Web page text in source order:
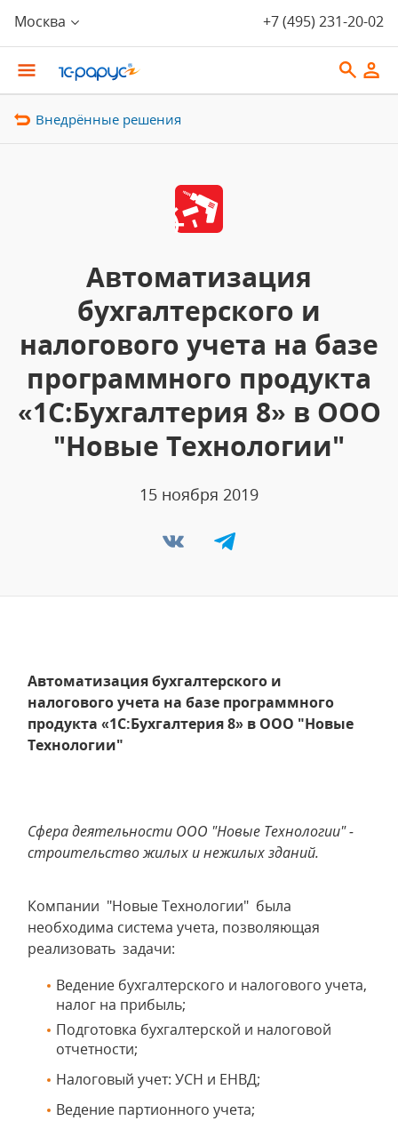
Москва +7 (495) 231-20-02
Внедрённые решения
Автоматизация
бухгалтерского и
налогового учета на базе
программного продукта
«1С:Бухгалтерия 8» в ООО
"Новые Технологии"
15 ноября 2019
Автоматизация бухгалтерского и
налогового учета на базе программного
продукта «1С:Бухгалтерия 8» в ООО "Новые
Технологии"
Сфера деятельности ООО "Новые Технологии" -
строительство жилых и нежилых зданий.
Компании "Новые Технологии" была
необходима система учета, позволяющая
реализовать задачи:
Ведение бухгалтерского и налогового учета,
налог на прибыль;
Подготовка бухгалтерской и налоговой
отчетности;
Налоговый учет: УСН и ЕНВД;
Ведение партионного учета;